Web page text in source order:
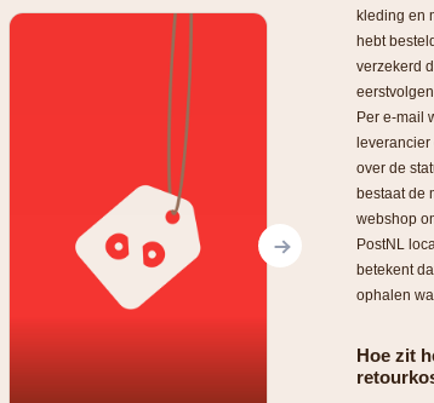
kleding en
hebt
verzekerd
Per e-mail
over de
bestaat de
webshop
PostNL
betekent
ophalen
Hoe zit